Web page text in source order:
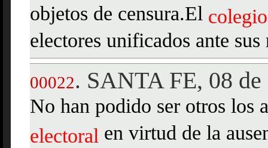
objetos de censura.El colegio
electores unificados ante sus
00022. SANTA FE, 08
No han podido ser otros los
electoral en virtud de la